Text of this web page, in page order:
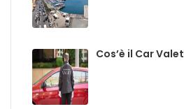
Cos’è il Car Valet